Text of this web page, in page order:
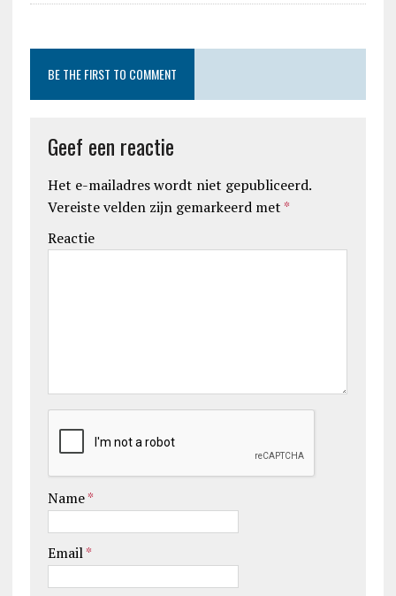
BE THE FIRST TO COMMENT
Geef een reactie
Het e-mailadres wordt niet gepubliceerd.
Vereiste velden zijn gemarkeerd met *
Reactie
Name*
Email*